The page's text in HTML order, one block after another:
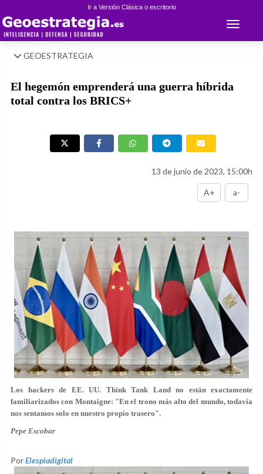
Ir a Versión Clásica o escritorio
Toggle
GEOESTRATEGIA
El hegemón emprenderá una guerra híbrida
total contra los BRICS+
13 de junio de 2023, 15:00h
A+ a-
Los hackers de EE. UU. Think Tank Land no están exactamente
familiarizados con Montaigne: "En el trono más alto del mundo, todavía
nos sentamos solo en nuestro propio trasero".
Pepe Escobar
PorElespiadigital